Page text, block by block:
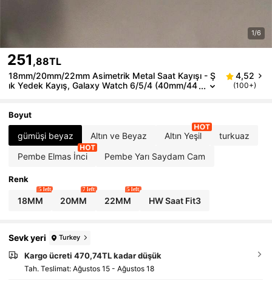
1/6
251 ,88TL
18mm/20mm/22mm Asimetrik Metal Saat Kayışı - Ş
ık Yedek Kayış, Galaxy Watch 6/5/4 (40mm/44
a, Rahat, Unisex Tasarım
4,52
(100+)
Boyut
gümüşi beyaz Altın ve Beyaz Altın Yeşil turkuaz
Pembe Elmas İnci Pembe Yarı Saydam Cam
Renk
18MM
5 left
20MM
7 left
22MM
5 left
HW Saat Fit3
Sevk yeri Turkey
Kargo ücreti 470,74TL kadar düşük
Tah. Teslimat: Ağustos 15 - Ağustos 18